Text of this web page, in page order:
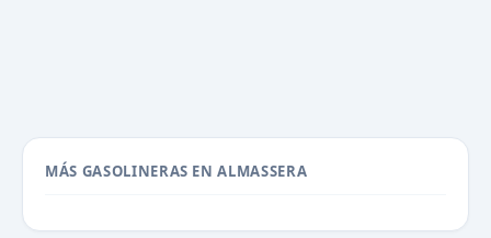
MÁS GASOLINERAS EN ALMASSERA